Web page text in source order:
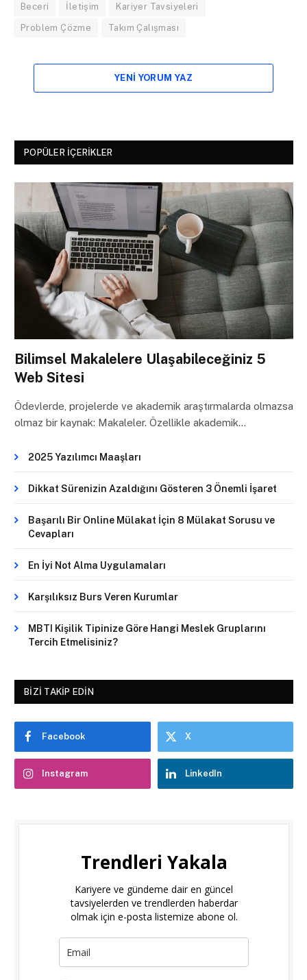
Beceri İletişim Kariyer Tavsiyeleri
Problem Çözme Takım Çalışması
YENI YORUM YAZ
POPÜLER İÇERIKLER
Bilimsel Makalelere Ulaşabileceğiniz 5
Web Sitesi
Ödevlerde, projelerde ve akademik araştırmalarda olmazsa
olmaz bir kaynak: Makaleler. Özellikle akademik…
2025 Yazılımcı Maaşları
Dikkat Sürenizin Azaldığını Gösteren 3 Önemli İşaret
Başarılı Bir Online Mülakat İçin 8 Mülakat Sorusu ve
Cevapları
En İyi Not Alma Uygulamaları
Karşılıksız Burs Veren Kurumlar
MBTI Kişilik Tipinize Göre Hangi Meslek Gruplarını
Tercih Etmelisiniz?
BIZI TAKIP EDIN
Facebook X
Instagram LinkedIn
Trendleri Yakala
Kariyere ve gündeme dair en güncel
tavsiyelerden ve trendlerden haberdar
olmak için e-posta listemize abone ol.